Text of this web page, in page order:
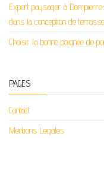
Expert paysager à
dans la conception de
Choisir la bonne poignée de
PAGES
Contact
Mentions Legales